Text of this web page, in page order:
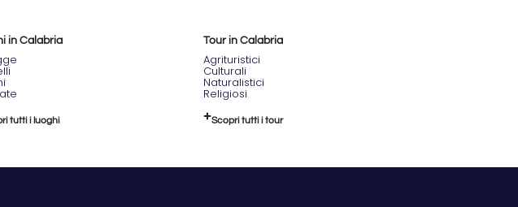
in Calabria
tutti i luoghi
Tour in Calabria
Agrituristici
Culturali
Naturalistici
Religiosi
Scopri tutti i tour